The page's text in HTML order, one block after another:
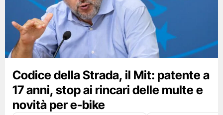
Codice della Strada, il Mit: patente a
17 anni, stop ai rincari delle multe e
novità per e-bike